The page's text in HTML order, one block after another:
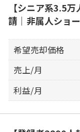
【シニア系3.5
請｜非属人ショ
希望売却価格
売上/月
利益/月